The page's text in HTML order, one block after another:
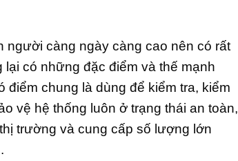
càng ngày càng cao nên có rất
có những đặc điểm và thế mạnh
chung là dùng để kiểm tra, kiểm
vệ hệ thống luôn ở trạng thái an toàn,
trường và cung cấp số lượng lớn